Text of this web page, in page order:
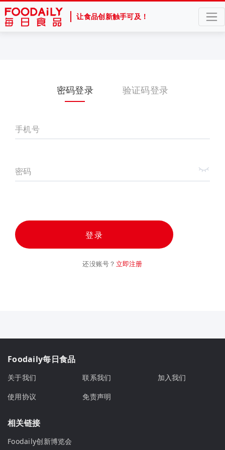
让食品创新触手可及！
密码登录 验证码登录
手机号
密码
登录
还没账号？ 立即注册
Foodaily每日食品
关于我们 联系我们
加入我们
使用协议
免责声明
相关链接
Foodaily创新博览会